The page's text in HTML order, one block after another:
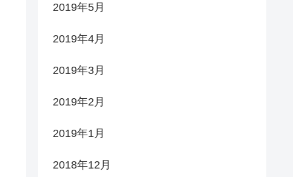
2019年5月
2019年4月
2019年3月
2019年2月
2019年1月
2018年12月